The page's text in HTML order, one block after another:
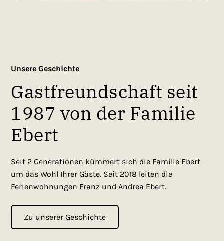
Unsere Geschichte
Gastfreundschaft seit
1987 von der Familie
Ebert
Seit 2 Generationen kümmert sich die Familie Ebert
um das Wohl Ihrer Gäste. Seit 2018 leiten die
Ferienwohnungen Franz und Andrea Ebert.
Zu unserer Geschichte